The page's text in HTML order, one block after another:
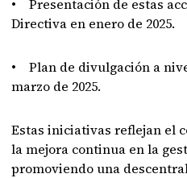
• Presentación de estas
Directiva en enero de 2025.
• Plan de divulgación a
marzo de 2025.
Estas iniciativas reflejan el
la mejora continua en la
promoviendo una